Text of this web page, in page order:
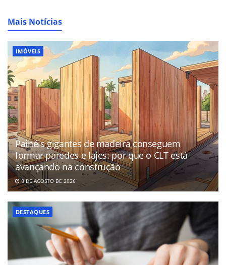
Mais Notícias
IMÓVEIS
Painéis gigantes de madeira conseguem
formar paredes e lajes: por que o CLT está
avançando na construção
8 DE AGOSTO DE 2026
DESTAQUES